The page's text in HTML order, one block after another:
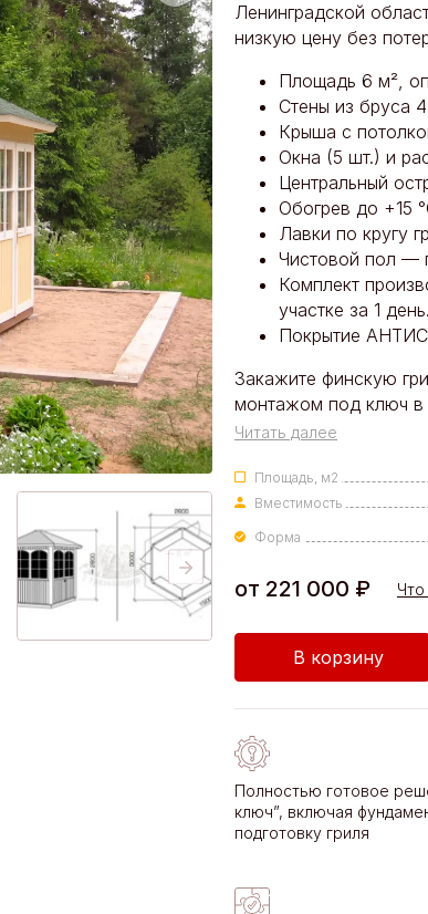
Ленинградской
низкую цену без
Площадь 6 м²,
Стены из бруса
Крыша с
Окна (5 шт.) и
Центральный
Обогрев до +15
Лавки по кругу
Чистовой пол —
Комплект
участке за 1 день.
Покрытие
Закажите финскую
монтажом под ключ в
Читать далее
Площадь, м2
Вместимость
Форма
от 221 000 ₽ Что
Количество
товара
беседка
"Фести
6
м2"
В корзину
Полностью готовое
ключ”, включая
подготовку гриля